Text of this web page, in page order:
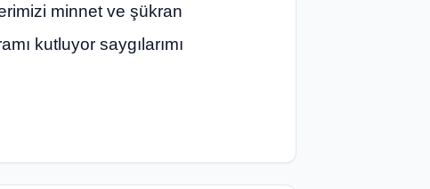
minnet ve şükran
kutluyor saygılarımı